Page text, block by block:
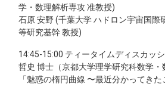
ザインと器官形態形成動態の原型を捉
系」 器官発生過程における法則を知り
数学的に表現できたら嬉しいし、その
境界あたりで発生生物学の研究をして
は、発生組織の中の空間情報の表現・
する研究と、（大きさや発生速度が異
学・数理解析専攻 准教授)
石原 安野 (千葉大学 ハドロン宇宙国際
等研究基幹 教授)
14:45-15:00 ティータイムディスカッ
哲史 博士（京都大学理学研究科数学・
「魅惑の楕円曲線 〜最近分かってきた